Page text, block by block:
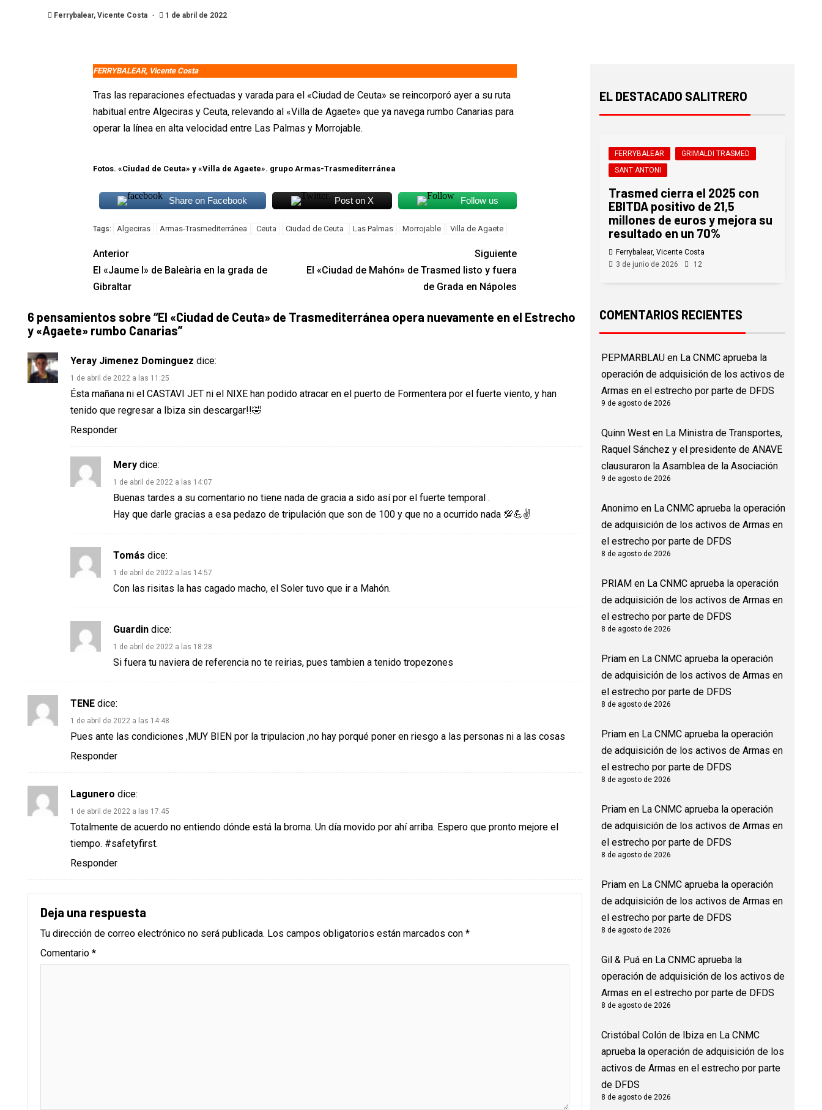
Ferrybalear, Vicente Costa 1 de abril de 2022
FERRYBALEAR, Vicente Costa
Tras las reparaciones efectuadas y varada para el «Ciudad de Ceuta» se reincorporó ayer a su ruta
habitual entre Algeciras y Ceuta, relevando al «Villa de Agaete» que ya navega rumbo Canarias para
operar la línea en alta velocidad entre Las Palmas y Morrojable.
Fotos. «Ciudad de Ceuta» y «Villa de Agaete». grupo Armas-Trasmediterránea
Share on Facebook Post on X Follow us
Tags: Algeciras Armas-Trasmediterránea Ceuta Ciudad de Ceuta Las Palmas Morrojable Villa de Agaete
Anterior
El «Jaume I» de Baleària en la grada de
Gibraltar
Siguiente
El «Ciudad de Mahón» de Trasmed listo y fuera
de Grada en Nápoles
6 pensamientos sobre “El «Ciudad de Ceuta» de Trasmediterránea opera nuevamente en el Estrecho
y «Agaete» rumbo Canarias”
Yeray Jimenez Dominguez dice:
1 de abril de 2022 a las 11:25
Ésta mañana ni el CASTAVI JET ni el NIXE han podido atracar en el puerto de Formentera por el fuerte viento, y han
tenido que regresar a Ibiza sin descargar!!🤣
Responder
Mery dice:
1 de abril de 2022 a las 14:07
Buenas tardes a su comentario no tiene nada de gracia a sido así por el fuerte temporal .
Hay que darle gracias a esa pedazo de tripulación que son de 100 y que no a ocurrido nada 💯💪✌
Tomás dice:
1 de abril de 2022 a las 14:57
Con las risitas la has cagado macho, el Soler tuvo que ir a Mahón.
Guardin dice:
1 de abril de 2022 a las 18:28
Si fuera tu naviera de referencia no te reirias, pues tambien a tenido tropezones
TENE dice:
1 de abril de 2022 a las 14:48
Pues ante las condiciones ,MUY BIEN por la tripulacion ,no hay porqué poner en riesgo a las personas ni a las cosas
Responder
Lagunero dice:
1 de abril de 2022 a las 17:45
Totalmente de acuerdo no entiendo dónde está la broma. Un día movido por ahí arriba. Espero que pronto mejore el
tiempo. #safetyfirst.
Responder
Deja una respuesta
Tu dirección de correo electrónico no será publicada. Los campos obligatorios están marcados con *
Comentario *
EL DESTACADO SALITRERO
FERRYBALEAR
GRIMALDI TRASMED
SANT ANTONI
Trasmed cierra el 2025 con
EBITDA positivo de 21,5
millones de euros y mejora su
resultado en un 70%
Ferrybalear, Vicente Costa
3 de junio de 2026
12
COMENTARIOS RECIENTES
PEPMARBLAUen La CNMC aprueba la
operación de adquisición de los activos de
Armas en el estrecho por parte de DFDS
9 de agosto de 2026
Quinn Westen La Ministra de Transportes,
Raquel Sánchez y el presidente de ANAVE
clausuraron la Asamblea de la Asociación
9 de agosto de 2026
Anonimoen La CNMC aprueba la operación
de adquisición de los activos de Armas en
el estrecho por parte de DFDS
8 de agosto de 2026
PRIAMen La CNMC aprueba la operación
de adquisición de los activos de Armas en
el estrecho por parte de DFDS
8 de agosto de 2026
Priamen La CNMC aprueba la operación
de adquisición de los activos de Armas en
el estrecho por parte de DFDS
8 de agosto de 2026
Priamen La CNMC aprueba la operación
de adquisición de los activos de Armas en
el estrecho por parte de DFDS
8 de agosto de 2026
Priamen La CNMC aprueba la operación
de adquisición de los activos de Armas en
el estrecho por parte de DFDS
8 de agosto de 2026
Priamen La CNMC aprueba la operación
de adquisición de los activos de Armas en
el estrecho por parte de DFDS
8 de agosto de 2026
Gil & Puáen La CNMC aprueba la
operación de adquisición de los activos de
Armas en el estrecho por parte de DFDS
8 de agosto de 2026
Cristóbal Colón de Ibizaen La CNMC
aprueba la operación de adquisición de los
activos de Armas en el estrecho por parte
de DFDS
8 de agosto de 2026